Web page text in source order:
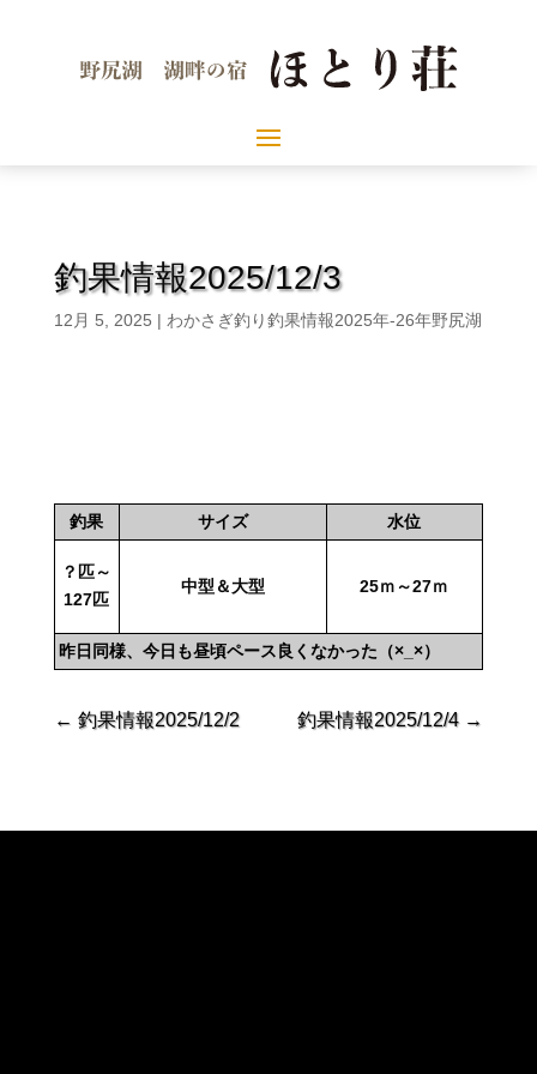
釣果情報2025/12/3
12月 5, 2025 | わかさぎ釣り釣果情報2025年-26年野尻湖
釣果 サイズ 水位
？匹～
127匹
中型＆大型 25ｍ～27ｍ
昨日同様、今日も昼頃ペース良くなかった（×_×）
← 釣果情報2025/12/2 釣果情報2025/12/4→